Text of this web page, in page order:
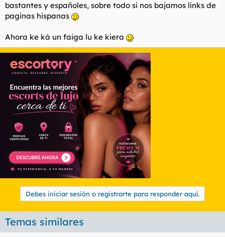
bastantes y españoles, sobre todo si nos bajamos links de
paginas hispanas
Ahora ke ká un faiga lu ke kiera
Debes iniciar sesión o registrarte para responder aquí.
Temas similares